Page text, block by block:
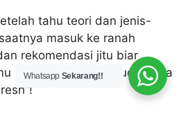
tahu teori dan jenis-
masuk ke ranah
rekomendasi jitu biar
selalu optimal dan udaranya
Whatsapp Sekarang!!